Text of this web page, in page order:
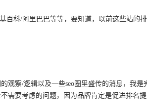
百科/阿里巴巴等等，要知道，以前这些站的
察/逻辑以及一些seo圈里盛传的消息，我是
需要考虑的问题，因为品牌肯定是促进排名